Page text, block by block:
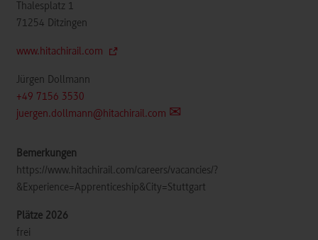
Thalesplatz 1
71254 Ditzingen
www.hitachirail.com
Jürgen Dollmann
+49 7156 3530
juergen.dollmann@hitachirail.com
https://www.hitachirail.com/careers/vacancies/?
&Experience=Apprenticeship&City=Stuttgart
frei